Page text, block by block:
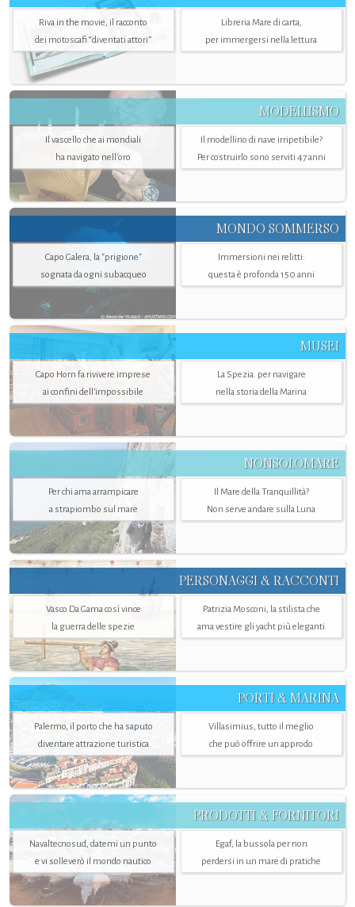
Riva in the movie, il racconto
dei motoscafi “diventati attori”
Libreria Mare di carta,
per immergersi nella lettura
MODELLISMO
Il vascello che ai mondiali
ha navigato nell’oro
Il modellino di nave irripetibile?
Per costruirlo sono serviti 47 anni
MONDO SOMMERSO
Capo Galera, la "prigione"
sognata da ogni subacqueo
Immersioni nei relitti:
questa è profonda 150 anni
MUSEI
Capo Horn fa rivivere imprese
ai confini dell’impossibile
La Spezia. per navigare
nella storia della Marina
NONSOLOMARE
Per chi ama arrampicare
a strapiombo sul mare
Il Mare della Tranquillità?
Non serve andare sulla Luna
PERSONAGGI & RACCONTI
Vasco Da Gama così vince
la guerra delle spezie
Patrizia Mosconi, la stilista che
ama vestire gli yacht più eleganti
PORTI & MARINA
Palermo, il porto che ha saputo
diventare attrazione turistica
Villasimius, tutto il meglio
che può offrire un approdo
PRODOTTI & FORNITORI
Navaltecnosud, datemi un punto
e vi solleverò il mondo nautico
Egaf, la bussola per non
perdersi in un mare di pratiche